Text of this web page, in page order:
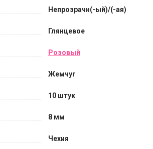
Непрозрачн(-ый)/(-ая)
Глянцевое
Розовый
Жемчуг
10 штук
8 мм
Чехия